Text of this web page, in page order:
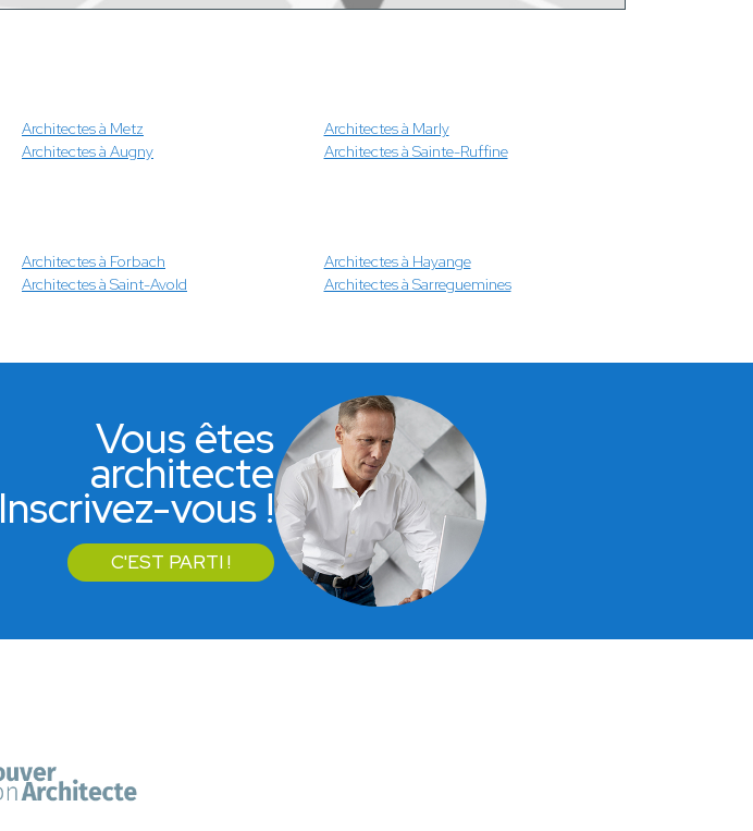
Architectes à Metz
Architectes à Marly
Architectes à Augny
Architectes à Sainte-Ruffine
Architectes à Forbach
Architectes à Hayange
Architectes à Saint-Avold
Architectes à Sarreguemines
Vous êtes
architecte
Inscrivez-vous !
C'EST PARTI !